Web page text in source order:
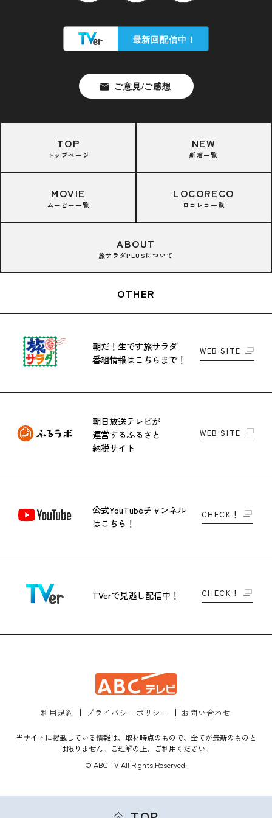
TOP
トップページ
NEW
新着一覧
MOVIE
ムービー一覧
LOCORECO
ロコレコ一覧
ABOUT
旅サラダPLUSについて
OTHER
朝だ！生です旅サラダ
番組情報はこちらまで！
WEB SITE
朝日放送テレビが
運営するふるさと
納税サイト
WEB SITE
公式YouTubeチャンネル
はこちら！
CHECK！
TVerで見逃し配信中！ CHECK！
利用規約 プライバシーポリシー お問い合わせ
当サイトに掲載している情報は、取材時点のもので、全てが最新のものと
は限りません。ご理解の上、ご利用ください。
© ABC TV All Rights Reserved.